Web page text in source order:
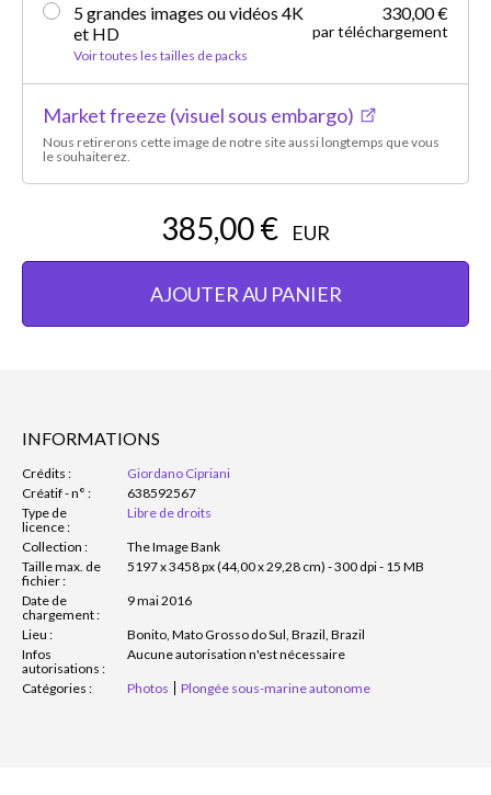
5 grandes images ou vidéos 4K
et HD
Voir toutes les tailles de packs
330,00 €
par téléchargement
Market freeze (visuel sous embargo)
Nous retirerons cette image de notre site aussi longtemps que vous
le souhaiterez.
385,00 € EUR
AJOUTER AU PANIER
INFORMATIONS
Crédits :
Giordano Cipriani
Créatif - n° :
638592567
Type de
licence :
Libre de droits
Collection :
The Image Bank
Taille max. de
fichier :
5197 x 3458 px (44,00 x 29,28 cm) - 300 dpi - 15 MB
Date de
chargement :
9 mai 2016
Lieu :
Bonito, Mato Grosso do Sul, Brazil, Brazil
Infos
autorisations :
Aucune autorisation n'est nécessaire
Catégories : Photos Plongée sous-marine autonome